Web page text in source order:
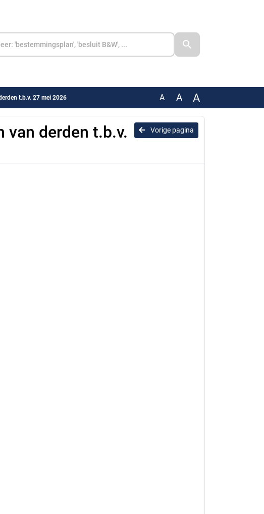
t.b.v. 27 mei 2026 A A A
Vorige pagina
van derden t.b.v.